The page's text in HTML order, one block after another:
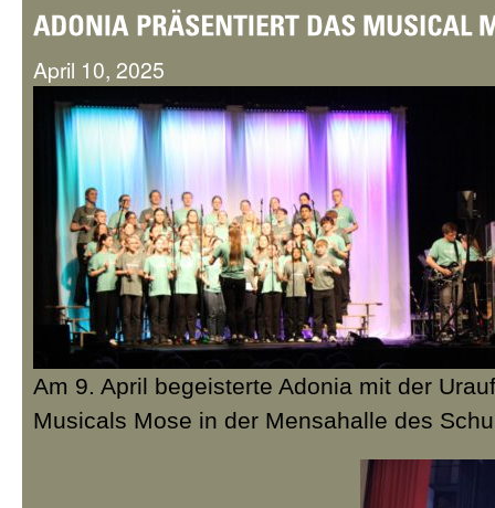
April 10, 2025
Am 9. April begeisterte Adonia mit der
Musicals Mose in der Mensahalle des